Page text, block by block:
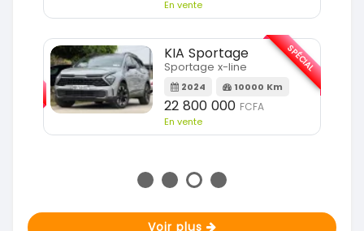
En vente
KIA Sportage
Sportage x-line
2024 10000 Km
22 800 000 FCFA
En vente
SPÉCIAL
Voir plus